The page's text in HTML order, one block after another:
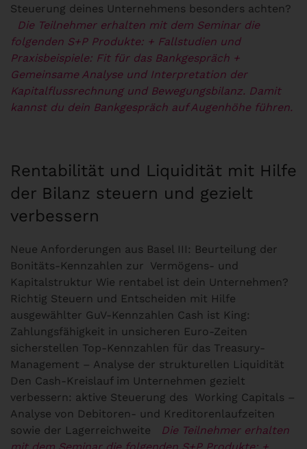
Steuerung deines Unternehmens besonders achten?
Die Teilnehmer erhalten mit dem Seminar die
folgenden S+P Produkte: + Fallstudien und
Praxisbeispiele: Fit für das Bankgespräch +
Gemeinsame Analyse und Interpretation der
Kapitalflussrechnung und Bewegungsbilanz. Damit
kannst du dein Bankgespräch auf Augenhöhe führen.
Rentabilität und Liquidität mit Hilfe
der Bilanz steuern und gezielt
verbessern
Neue Anforderungen aus Basel III: Beurteilung der
Bonitäts-Kennzahlen zur Vermögens- und
Kapitalstruktur Wie rentabel ist dein Unternehmen?
Richtig Steuern und Entscheiden mit Hilfe
ausgewählter GuV-Kennzahlen Cash ist King:
Zahlungsfähigkeit in unsicheren Euro-Zeiten
sicherstellen Top-Kennzahlen für das Treasury-
Management – Analyse der strukturellen Liquidität
Den Cash-Kreislauf im Unternehmen gezielt
verbessern: aktive Steuerung des Working Capitals –
Analyse von Debitoren- und Kreditorenlaufzeiten
sowie der Lagerreichweite
Die Teilnehmer erhalten